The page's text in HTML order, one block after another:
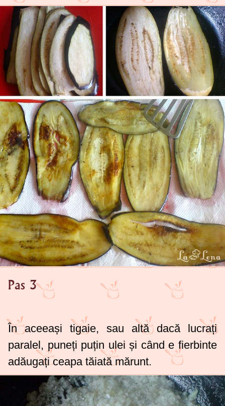
Pas 3
În aceeași tigaie, sau altă dacă lucrați
paralel, puneți puțin ulei și când e fierbinte
adăugați ceapa tăiată mărunt.